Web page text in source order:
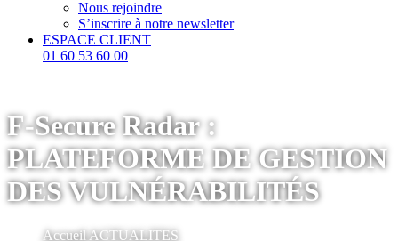
Nous rejoindre
S’inscrire à notre newsletter
ESPACE CLIENT
01 60 53 60 00
F-Secure Radar :
PLATEFORME DE GESTION
DES VULNÉRABILITÉS
AccueilACTUALITES